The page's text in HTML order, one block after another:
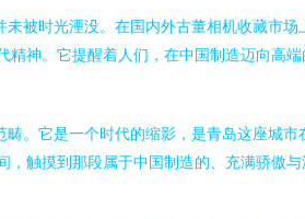
被时光湮没。在国内外古董相机收藏市
神。它提醒着人们，在中国制造迈向高
。它是一个时代的缩影，是青岛这座城
触摸到那段属于中国制造的、充满骄傲